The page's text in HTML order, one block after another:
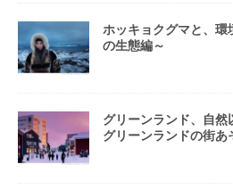
ホッキョクグマと、
の生態編～
グリーンランド、自
グリーンランドの街あ